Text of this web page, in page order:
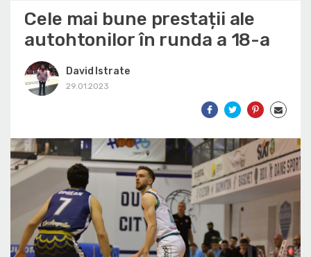
Cele mai bune prestații ale
autohtonilor în runda a 18-a
David Istrate
29.01.2023